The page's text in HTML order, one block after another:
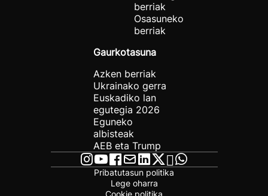
berriak
Osasuneko
berriak
Gaurkotasuna
Azken berriak
Ukrainako gerra
Euskadiko lan
egutegia 2026
Eguneko
albisteak
AEB eta Trump
Pribatutasun politika
Lege oharra
Cookie politika